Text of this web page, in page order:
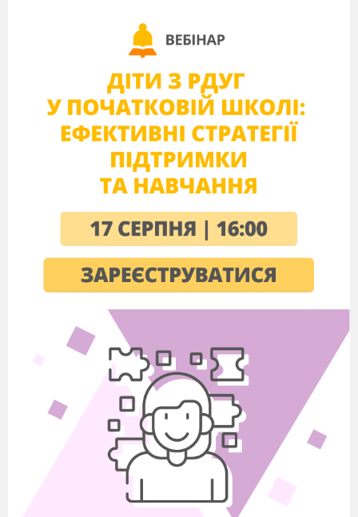
Логарифми та їх
властивості
графік
логарифмічної
функції
10.
Логарифмічні
рівняння
1
Логарифмічні
рівняння
Логарифмічні
Узагальнення та
систематизація
«Показникова та
логарифмічна
функції»
14.
Контрольна
робота № 2
(комбінована).
Показникова та
1